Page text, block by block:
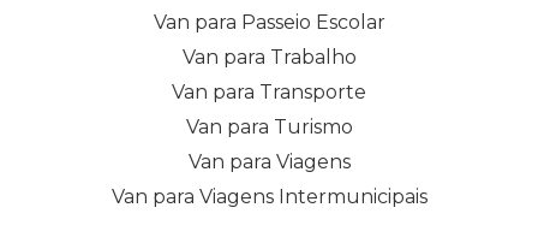
Van para Passeio Escolar
Van para Trabalho
Van para Transporte
Van para Turismo
Van para Viagens
Van para Viagens Intermunicipais